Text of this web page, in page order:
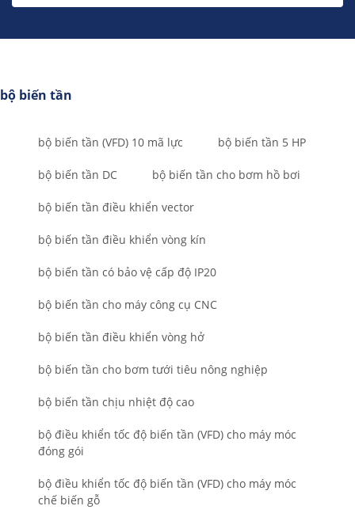
bộ biến tần
bộ biến tần (VFD) 10 mã lực bộ biến tần 5 HP
bộ biến tần DC bộ biến tần cho bơm hồ bơi
bộ biến tần điều khiển vector
bộ biến tần điều khiển vòng kín
bộ biến tần có bảo vệ cấp độ IP20
bộ biến tần cho máy công cụ CNC
bộ biến tần điều khiển vòng hở
bộ biến tần cho bơm tưới tiêu nông nghiệp
bộ biến tần chịu nhiệt độ cao
bộ điều khiển tốc độ biến tần (VFD) cho máy móc
đóng gói
bộ điều khiển tốc độ biến tần (VFD) cho máy móc
chế biến gỗ